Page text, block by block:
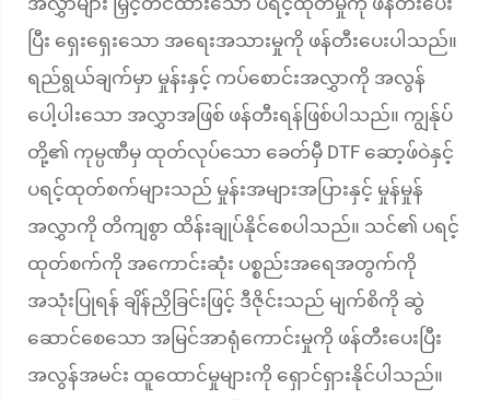
ပြီး ရှေးရှေးသော အရေးအသားမှုကို ဖန်တီးပေးပါသည်။
ရည်ရွယ်ချက်မှာ မှုန်းနှင့် ကပ်စောင်းအလွှာကို အလွန်
ပေါ့ပါးသော အလွှာအဖြစ် ဖန်တီးရန်ဖြစ်ပါသည်။ ကျွန်ုပ်
တို့၏ ကုမ္ပဏီမှ ထုတ်လုပ်သော ခေတ်မှီ DTF ဆော့ဖ်ဝဲနှင့်
ပရင့်ထုတ်စက်များသည် မှုန်းအများအပြားနှင့် မှုန်မှုန်
အလွှာကို တိကျစွာ ထိန်းချုပ်နိုင်စေပါသည်။ သင်၏ ပရင့်
ထုတ်စက်ကို အကောင်းဆုံး ပစ္စည်းအရေအတွက်ကို
အသုံးပြုရန် ချိန်ညှိခြင်းဖြင့် ဒီဇိုင်းသည် မျက်စိကို ဆွဲ
ဆောင်စေသော အမြင်အာရုံကောင်းမှုကို ဖန်တီးပေးပြီး
အလွန်အမင်း ထူထောင်မှုများကို ရှောင်ရှားနိုင်ပါသည်။